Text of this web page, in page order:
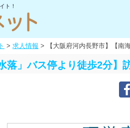
ト！
> 求人情報 > 【大阪府河内長野市】【
落」バス停より徒歩2分